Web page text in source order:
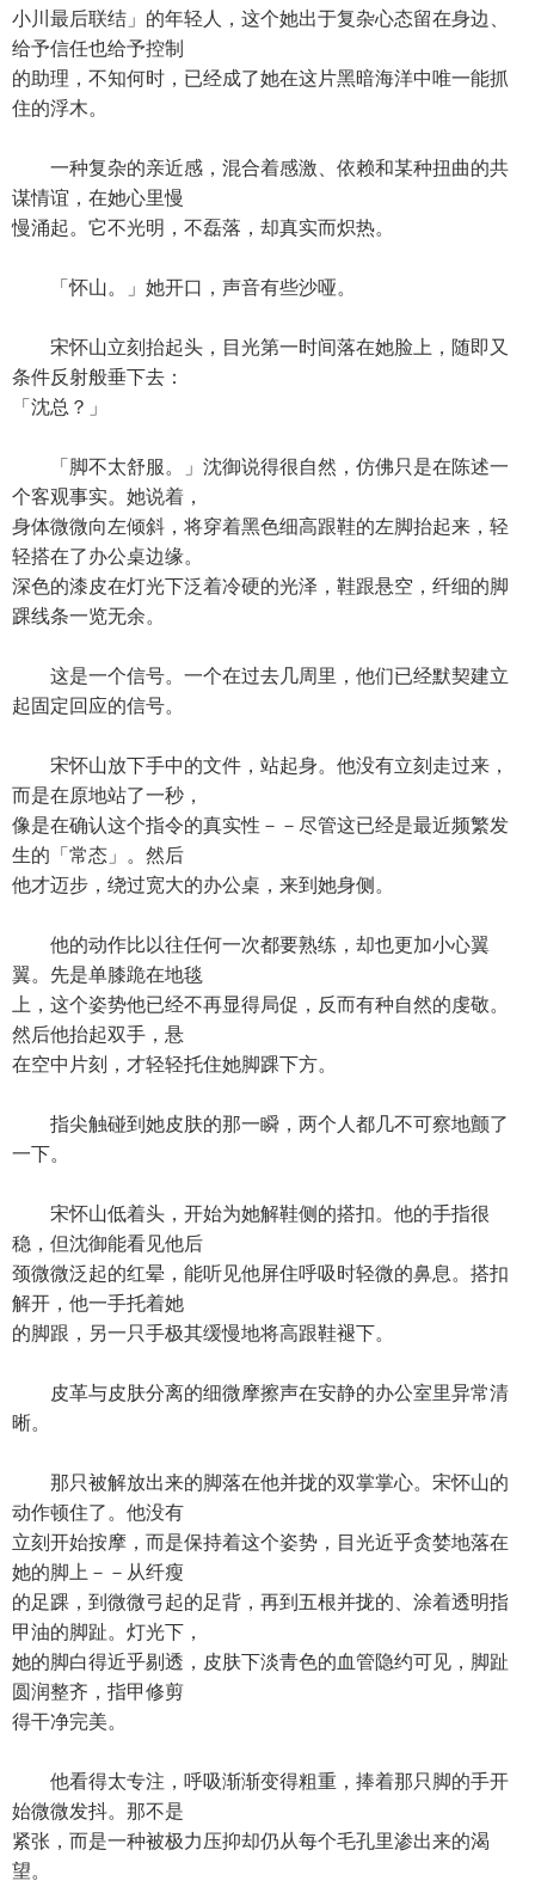
小川最后联结」的年轻人，这个她出于复杂心态留在身边、
给予信任也给予控制
的助理，不知何时，已经成了她在这片黑暗海洋中唯一能抓
住的浮木。
一种复杂的亲近感，混合着感激、依赖和某种扭曲的共
谋情谊，在她心里慢
慢涌起。它不光明，不磊落，却真实而炽热。
「怀山。」她开口，声音有些沙哑。
宋怀山立刻抬起头，目光第一时间落在她脸上，随即又
条件反射般垂下去：
「沈总？」
「脚不太舒服。」沈御说得很自然，仿佛只是在陈述一
个客观事实。她说着，
身体微微向左倾斜，将穿着黑色细高跟鞋的左脚抬起来，轻
轻搭在了办公桌边缘。
深色的漆皮在灯光下泛着冷硬的光泽，鞋跟悬空，纤细的脚
踝线条一览无余。
这是一个信号。一个在过去几周里，他们已经默契建立
起固定回应的信号。
宋怀山放下手中的文件，站起身。他没有立刻走过来，
而是在原地站了一秒，
像是在确认这个指令的真实性－－尽管这已经是最近频繁发
生的「常态」。然后
他才迈步，绕过宽大的办公桌，来到她身侧。
他的动作比以往任何一次都要熟练，却也更加小心翼
翼。先是单膝跪在地毯
上，这个姿势他已经不再显得局促，反而有种自然的虔敬。
然后他抬起双手，悬
在空中片刻，才轻轻托住她脚踝下方。
指尖触碰到她皮肤的那一瞬，两个人都几不可察地颤了
一下。
宋怀山低着头，开始为她解鞋侧的搭扣。他的手指很
稳，但沈御能看见他后
颈微微泛起的红晕，能听见他屏住呼吸时轻微的鼻息。搭扣
解开，他一手托着她
的脚跟，另一只手极其缓慢地将高跟鞋褪下。
皮革与皮肤分离的细微摩擦声在安静的办公室里异常清
晰。
那只被解放出来的脚落在他并拢的双掌掌心。宋怀山的
动作顿住了。他没有
立刻开始按摩，而是保持着这个姿势，目光近乎贪婪地落在
她的脚上－－从纤瘦
的足踝，到微微弓起的足背，再到五根并拢的、涂着透明指
甲油的脚趾。灯光下，
她的脚白得近乎剔透，皮肤下淡青色的血管隐约可见，脚趾
圆润整齐，指甲修剪
得干净完美。
他看得太专注，呼吸渐渐变得粗重，捧着那只脚的手开
始微微发抖。那不是
紧张，而是一种被极力压抑却仍从每个毛孔里渗出来的渴
望。